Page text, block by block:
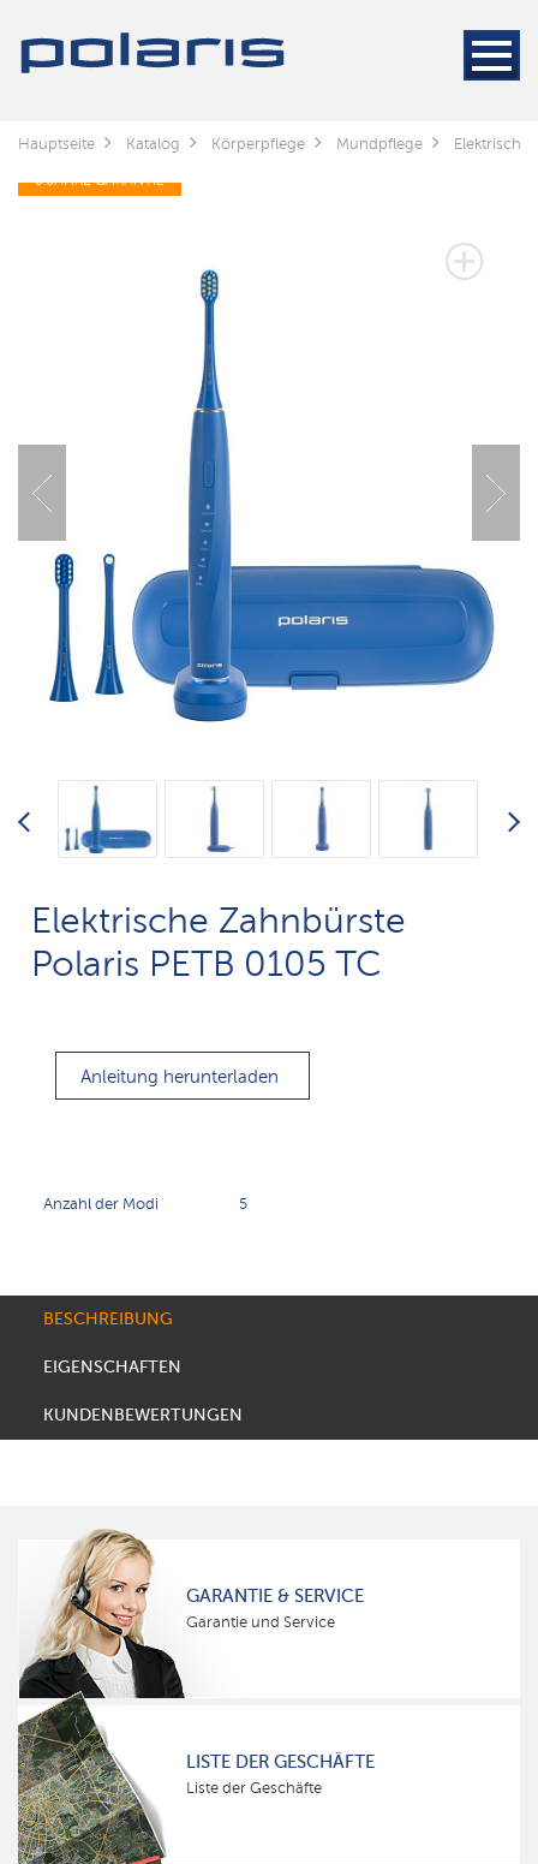
Hauptseite Katalog Körperpflege Mundpflege Elektrische
3 JAHRE GARANTIE
Elektrische Zahnbürste
Polaris PETB 0105 TC
Anleitung herunterladen
Anzahl der Modi 5
BESCHREIBUNG
EIGENSCHAFTEN
KUNDENBEWERTUNGEN
GARANTIE & SERVICE
Garantie und Service
LISTE DER GESCHÄFTE
Liste der Geschäfte